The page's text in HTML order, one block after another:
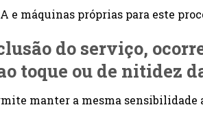
e máquinas próprias para este
do serviço,
toque ou de nitidez
manter a mesma